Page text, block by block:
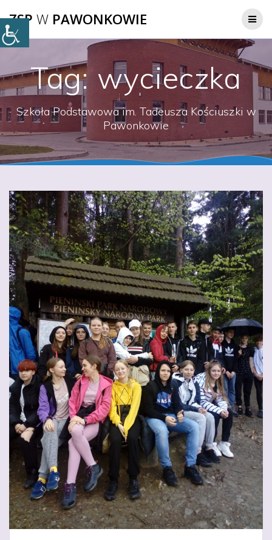
do
ZSP W PAWONKOWIE
Tag: wycieczka
Szkoła Podstawowa im. Tadeusza Kościuszki w
Pawonkowie